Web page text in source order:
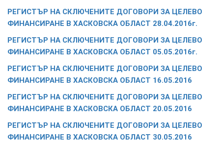
РЕГИСТЪР НА СКЛЮЧЕНИТЕ ДОГОВОРИ ЗА ЦЕЛЕВО
ФИНАНСИРАНЕ В ХАСКОВСКА ОБЛАСТ 28.04.2016г.
РЕГИСТЪР НА СКЛЮЧЕНИТЕ ДОГОВОРИ ЗА ЦЕЛЕВО
ФИНАНСИРАНЕ В ХАСКОВСКА ОБЛАСТ 05.05.2016г.
РЕГИСТЪР НА СКЛЮЧЕНИТЕ ДОГОВОРИ ЗА ЦЕЛЕВО
ФИНАНСИРАНЕ В ХАСКОВСКА ОБЛАСТ 16.05.2016
РЕГИСТЪР НА СКЛЮЧЕНИТЕ ДОГОВОРИ ЗА ЦЕЛЕВО
ФИНАНСИРАНЕ В ХАСКОВСКА ОБЛАСТ 20.05.2016
РЕГИСТЪР НА СКЛЮЧЕНИТЕ ДОГОВОРИ ЗА ЦЕЛЕВО
ФИНАНСИРАНЕ В ХАСКОВСКА ОБЛАСТ 30.05.2016